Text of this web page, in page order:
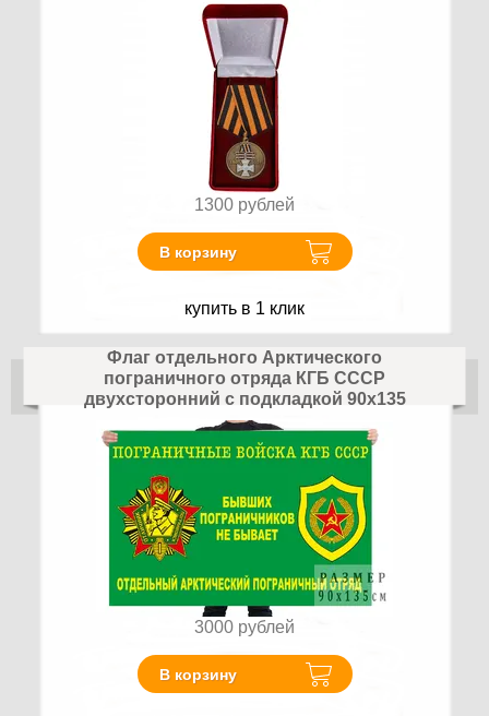
1300 рублей
В корзину
купить в 1 клик
Флаг отдельного Арктического
пограничного отряда КГБ СССР
двухсторонний с подкладкой 90х135
3000 рублей
В корзину